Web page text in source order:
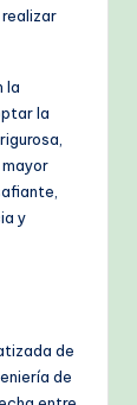
la
la
y
de
de